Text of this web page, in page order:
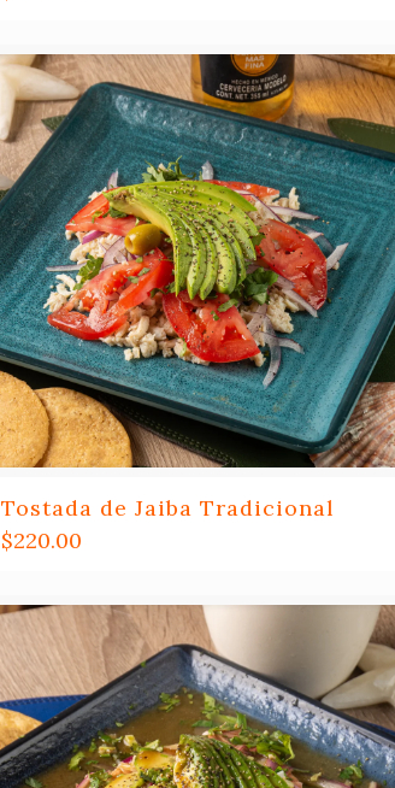
Tostada de Jaiba Tradicional
$220.00